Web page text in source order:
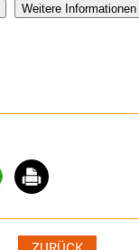
Weitere Informationen